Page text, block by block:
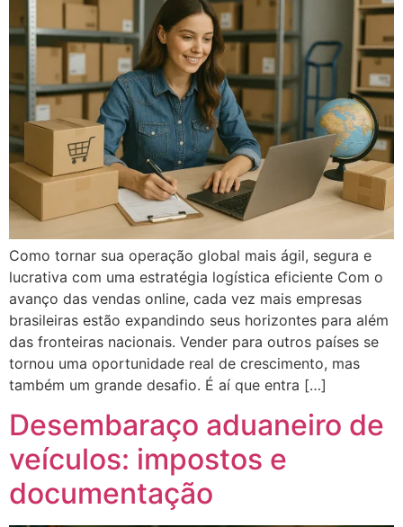
Como tornar sua operação global mais ágil, segura e
lucrativa com uma estratégia logística eficiente Com o
avanço das vendas online, cada vez mais empresas
brasileiras estão expandindo seus horizontes para além
das fronteiras nacionais. Vender para outros países se
tornou uma oportunidade real de crescimento, mas
também um grande desafio. É aí que entra […]
Desembaraço aduaneiro de
veículos: impostos e
documentação